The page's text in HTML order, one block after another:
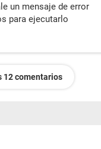
un mensaje de error
para ejecutarlo
12 comentarios